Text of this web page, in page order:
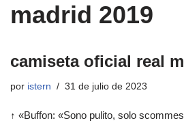
madrid 2019
camiseta oficial real
por istern 31 de julio de 2023
↑ «Buffon: «Sono pulito, solo